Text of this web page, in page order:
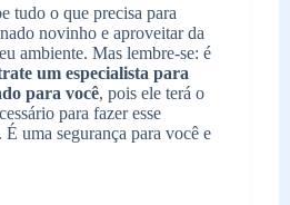
tudo o que precisa para
novinho e aproveitar da
ambiente. Mas lembre-se: é
um especialista para
para você, pois ele terá o
para fazer esse
uma segurança para você e